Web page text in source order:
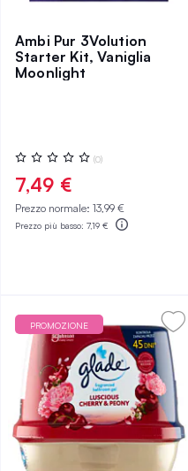
Ambi Pur 3Volution
Starter Kit, Vaniglia
Moonlight
Valutazione:
0%
(0)
7,49 €
Prezzo normale: 13,99 €
Prezzo più basso: 7,19 €
PROMOZIONE